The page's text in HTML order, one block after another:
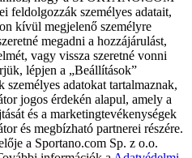
feldolgozzák személyes adatait,
kívül megjelenő személyre
megadni a hozzájárulást,
vagy vissza szeretné vonni
lépjen a „Beállítások”
adatokat tartalmaznak,
jogos érdekén alapul, amely a
és a marketingtevékenységek
és megbízható partnerei részére.
a Sportano.com Sp. z o.o.